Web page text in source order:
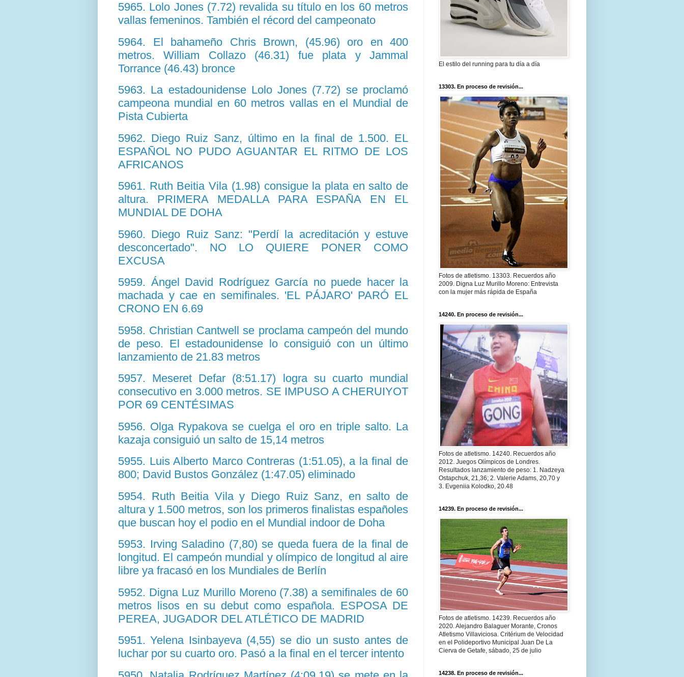
5965. Lolo Jones (7.72) revalida su título en los 60 metros
vallas femeninos. También el récord del campeonato
5964. El bahameño Chris Brown, (45.96) oro en 400
metros. William Collazo (46.31) fue plata y Jammal
Torrance (46.43) bronce
5963. La estadounidense Lolo Jones (7.72) se proclamó
campeona mundial en 60 metros vallas en el Mundial de
Pista Cubierta
5962. Diego Ruiz Sanz, último en la final de 1.500. EL
ESPAÑOL NO PUDO AGUANTAR EL RITMO DE LOS
AFRICANOS
5961. Ruth Beitia Vila (1.98) consigue la plata en salto de
altura. PRIMERA MEDALLA PARA ESPAÑA EN EL
MUNDIAL DE DOHA
5960. Diego Ruiz Sanz: "Perdí la acreditación y estuve
desconcertado". NO LO QUIERE PONER COMO
EXCUSA
5959. Ángel David Rodríguez García no puede hacer la
machada y cae en semifinales. 'EL PÁJARO' PARÓ EL
CRONO EN 6.69
5958. Christian Cantwell se proclama campeón del mundo
de peso. El estadounidense lo consiguió con un último
lanzamiento de 21.83 metros
5957. Meseret Defar (8:51.17) logra su cuarto mundial
consecutivo en 3.000 metros. SE IMPUSO A CHERUIYOT
POR 69 CENTÉSIMAS
5956. Olga Rypakova se cuelga el oro en triple salto. La
kazaja consiguió un salto de 15,14 metros
5955. Luis Alberto Marco Contreras (1:51.05), a la final de
800; David Bustos González (1:47.05) eliminado
5954. Ruth Beitia Vila y Diego Ruiz Sanz, en salto de
altura y 1.500 metros, son los primeros finalistas españoles
que buscan hoy el podio en el Mundial indoor de Doha
5953. Irving Saladino (7,80) se queda fuera de la final de
longitud. El campeón mundial y olímpico de longitud al aire
libre ya fracasó en los Mundiales de Berlín
5952. Digna Luz Murillo Moreno (7.38) a semifinales de 60
metros lisos en su debut como española. ESPOSA DE
PEREA, JUGADOR DEL ATLÉTICO DE MADRID
5951. Yelena Isinbayeva (4,55) se dio un susto antes de
luchar por su cuarto oro. Pasó a la final en el tercer intento
El estilo del running para tu día a día
13303. En proceso de revisión...
Fotos de atletismo. 13303. Recuerdos año
2009. Digna Luz Murillo Moreno: Entrevista
con la mujer más rápida de España
14240. En proceso de revisión...
Fotos de atletismo. 14240. Recuerdos año
2012. Juegos Olímpicos de Londres.
Resultados lanzamiento de peso: 1. Nadzeya
Ostapchuk, 21,36; 2. Valerie Adams, 20,70 y
3. Evgeniia Kolodko, 20.48
14239. En proceso de revisión...
Fotos de atletismo. 14239. Recuerdos año
2020. Alejandro Balaguer Morante, Cronos
Atletismo Villaviciosa. Critérium de Velocidad
en el Polideportivo Municipal Juan De La
Cierva de Getafe, sábado, 25 de julio
14238. En proceso de revisión...